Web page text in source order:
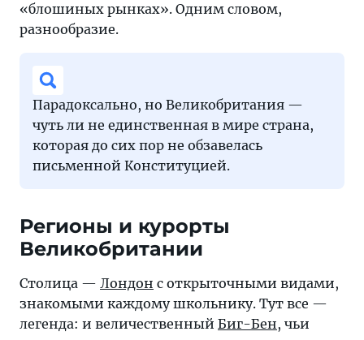
«блошиных рынках». Одним словом,
разнообразие.
Парадоксально, но Великобритания —
чуть ли не единственная в мире страна,
которая до сих пор не обзавелась
письменной Конституцией.
Регионы и курорты
Великобритании
Столица — Лондон с открыточными видами,
знакомыми каждому школьнику. Тут все —
легенда: и величественный Биг-Бен, чьи